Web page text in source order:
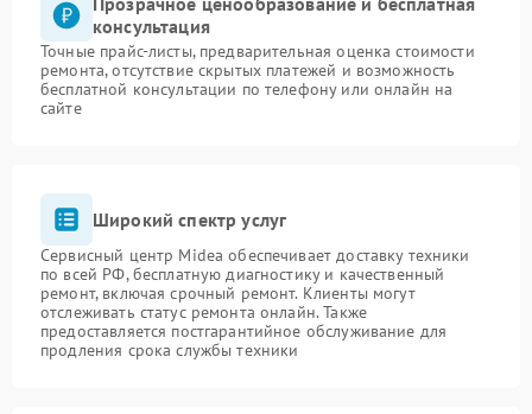
консультация
Точные прайс-листы, предварительная оценка стоимости
ремонта, отсутствие скрытых платежей и возможность
бесплатной консультации по телефону или онлайн на
сайте
Широкий спектр услуг
Сервисный центр Midea обеспечивает доставку техники
по всей РФ, бесплатную диагностику и качественный
ремонт, включая срочный ремонт. Клиенты могут
отслеживать статус ремонта онлайн. Также
предоставляется постгарантийное обслуживание для
продления срока службы техники